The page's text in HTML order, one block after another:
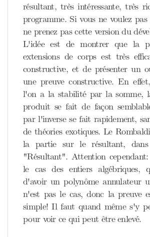
résultant, très intéressante, très
programme. Si vous ne voulez
ne prenez pas cette version du
L'idée est de montrer que la
extensions de corps est très
constructive, et de présenter un
une preuve constructive. En
l'on a la stabilité par la somme,
produit se fait de façon
par l'inverse se fait rapidement,
de théories exotiques. Le
la partie sur le résultant, dans
"Résultant". Attention
le cas des entiers algébriques,
d'avoir un polynôme annulateur
n'est pas le cas, donc la preuve
simple! Il faut quand même s'y
pour voir ce qui peut être enlevé.